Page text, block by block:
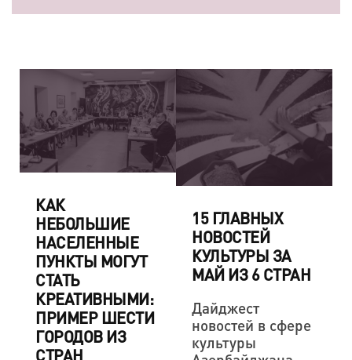
КАК
НЕБОЛЬШИЕ
НАСЕЛЕННЫЕ
ПУНКТЫ МОГУТ
СТАТЬ
КРЕАТИВНЫМИ:
ПРИМЕР ШЕСТИ
ГОРОДОВ ИЗ
СТРАН
15 ГЛАВНЫХ
НОВОСТЕЙ
КУЛЬТУРЫ ЗА
МАЙ ИЗ 6 СТРАН
Дайджест
новостей в сфере
культуры